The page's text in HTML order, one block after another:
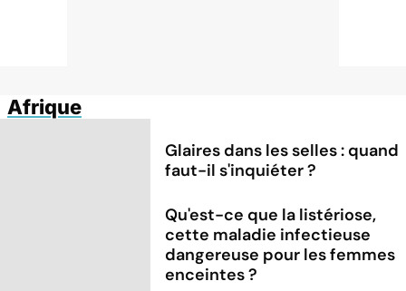
Afrique
Glaires dans les selles : quand
faut-il s'inquiéter ?
Qu'est-ce que la listériose,
cette maladie infectieuse
dangereuse pour les femmes
enceintes ?